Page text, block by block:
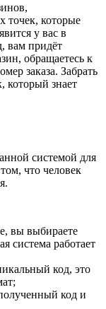
точек, которые
у вас в
вам придёт
обращаетесь к
заказа. Забрать
который знает
системой для
что человек
вы выбираете
система работает
код, это
код и